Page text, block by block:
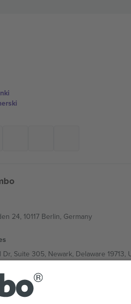
24, 10117 Berlin, Germany
Dr, Suite 305, Newark, Delaware 19713,
West, bul Totleben 53-55, 1606 Sofia,